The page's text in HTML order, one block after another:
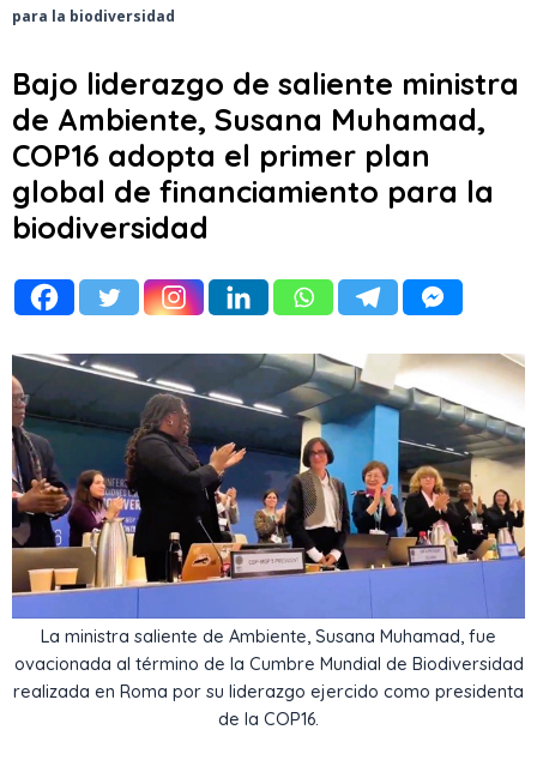
para la biodiversidad
Bajo liderazgo de saliente ministra
de Ambiente, Susana Muhamad,
COP16 adopta el primer plan
global de financiamiento para la
biodiversidad
La ministra saliente de Ambiente, Susana Muhamad, fue
ovacionada al término de la Cumbre Mundial de Biodiversidad
realizada en Roma por su liderazgo ejercido como presidenta
de la COP16.